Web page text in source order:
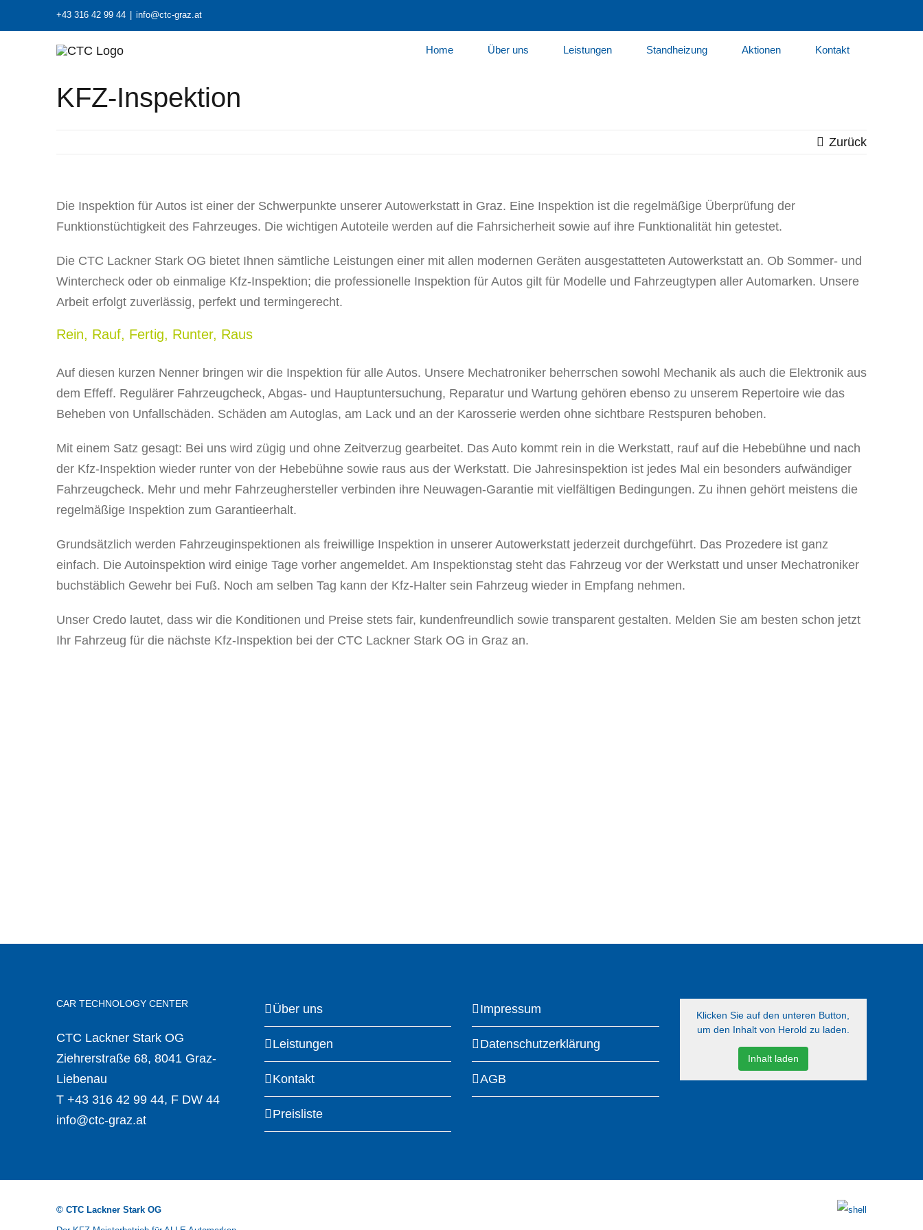
Inhalt
+43 316 42 99 44 info@ctc-graz.at
Home Über uns Leistungen Standheizung Aktionen Kontakt
KFZ-Inspektion
Zurück
Die Inspektion für Autos ist einer der Schwerpunkte unserer Autowerkstatt in Graz. Eine Inspektion ist die regelmäßige Überprüfung der
Funktionstüchtigkeit des Fahrzeuges. Die wichtigen Autoteile werden auf die Fahrsicherheit sowie auf ihre Funktionalität hin getestet.
Die CTC Lackner Stark OG bietet Ihnen sämtliche Leistungen einer mit allen modernen Geräten ausgestatteten Autowerkstatt an. Ob Sommer- und
Wintercheck oder ob einmalige Kfz-Inspektion; die professionelle Inspektion für Autos gilt für Modelle und Fahrzeugtypen aller Automarken. Unsere
Arbeit erfolgt zuverlässig, perfekt und termingerecht.
Rein, Rauf, Fertig, Runter, Raus
Auf diesen kurzen Nenner bringen wir die Inspektion für alle Autos. Unsere Mechatroniker beherrschen sowohl Mechanik als auch die Elektronik aus
dem Effeff. Regulärer Fahrzeugcheck, Abgas- und Hauptuntersuchung, Reparatur und Wartung gehören ebenso zu unserem Repertoire wie das
Beheben von Unfallschäden. Schäden am Autoglas, am Lack und an der Karosserie werden ohne sichtbare Restspuren behoben.
Mit einem Satz gesagt: Bei uns wird zügig und ohne Zeitverzug gearbeitet. Das Auto kommt rein in die Werkstatt, rauf auf die Hebebühne und nach
der Kfz-Inspektion wieder runter von der Hebebühne sowie raus aus der Werkstatt. Die Jahresinspektion ist jedes Mal ein besonders aufwändiger
Fahrzeugcheck. Mehr und mehr Fahrzeughersteller verbinden ihre Neuwagen-Garantie mit vielfältigen Bedingungen. Zu ihnen gehört meistens die
regelmäßige Inspektion zum Garantieerhalt.
Grundsätzlich werden Fahrzeuginspektionen als freiwillige Inspektion in unserer Autowerkstatt jederzeit durchgeführt. Das Prozedere ist ganz
einfach. Die Autoinspektion wird einige Tage vorher angemeldet. Am Inspektionstag steht das Fahrzeug vor der Werkstatt und unser Mechatroniker
buchstäblich Gewehr bei Fuß. Noch am selben Tag kann der Kfz-Halter sein Fahrzeug wieder in Empfang nehmen.
Unser Credo lautet, dass wir die Konditionen und Preise stets fair, kundenfreundlich sowie transparent gestalten. Melden Sie am besten schon jetzt
Ihr Fahrzeug für die nächste Kfz-Inspektion bei der CTC Lackner Stark OG in Graz an.
CAR TECHNOLOGY CENTER
CTC Lackner Stark OG
Ziehrerstraße 68, 8041 Graz-
Liebenau
T +43 316 42 99 44, F DW 44
info@ctc-graz.at
Über uns
Leistungen
Kontakt
Preisliste
Impressum
Datenschutzerklärung
AGB
Klicken Sie auf den unteren Button,
um den Inhalt von Herold zu laden.
Inhalt laden
© CTC Lackner Stark OG